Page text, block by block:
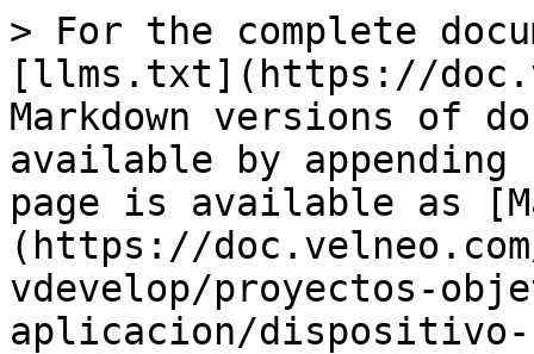
> For the complete
[llms.txt](https://
Markdown versions of
available by
page is available as
(https://
vdevelop/proyectos-
aplicacion/